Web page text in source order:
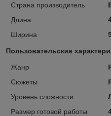
Страна производитель
Длина
Ширина
Пользовательские
Жанр
Сюжеты
Уровень сложности
Размер готовой работы